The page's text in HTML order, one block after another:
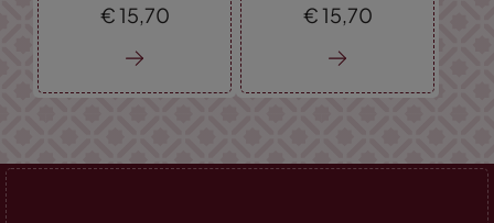
€15, 70
€15, 70